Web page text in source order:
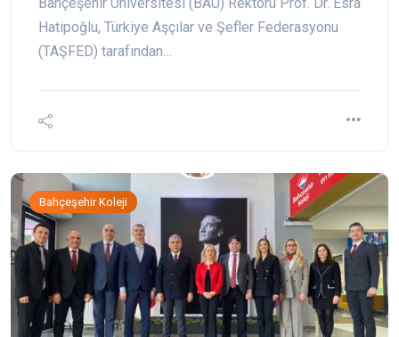
Hatipoğlu, Türkiye Aşçılar ve Şefler Federasyonu
(TAŞFED) tarafından…
Bahçeşehir Koleji